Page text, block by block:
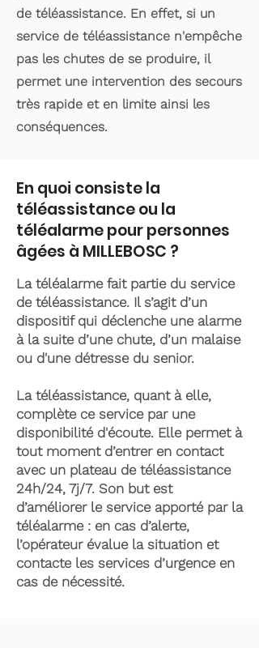
de téléassistance. En effet, si un
service de téléassistance n'empêche
pas les chutes de se produire, il
permet une intervention des secours
très rapide et en limite ainsi les
conséquences.
En quoi consiste la
téléassistance ou la
téléalarme pour personnes
âgées à MILLEBOSC ?
La téléalarme fait partie du service
de téléassistance. Il s’agit d’un
dispositif qui déclenche une alarme
à la suite d’une chute, d’un malaise
ou d'une détresse du senior.
La téléassistance, quant à elle,
complète ce service par une
disponibilité d'écoute. Elle permet à
tout moment d’entrer en contact
avec un plateau de téléassistance
24h/24, 7j/7. Son but est
d’améliorer le service apporté par la
téléalarme : en cas d’alerte,
l’opérateur évalue la situation et
contacte les services d’urgence en
cas de nécessité.